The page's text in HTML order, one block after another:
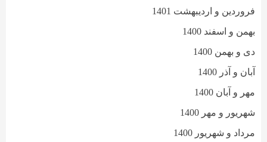
فروردین و اردیبهشت 1401
بهمن و اسفند 1400
دی و بهمن 1400
آبان و آذر 1400
مهر و آبان 1400
شهریور و مهر 1400
مرداد و شهریور 1400